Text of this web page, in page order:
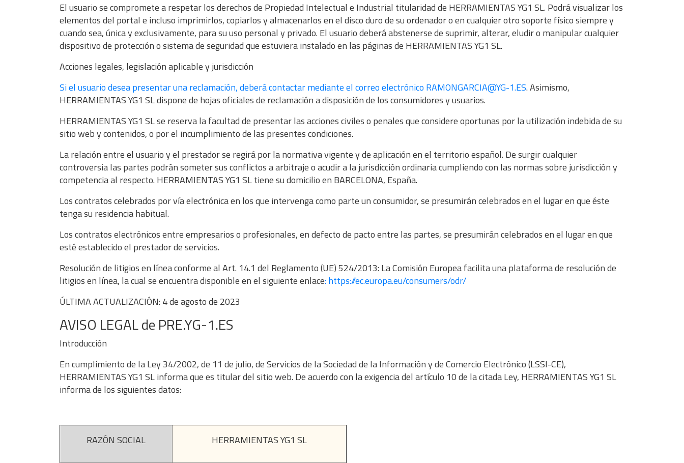
El usuario se compromete a respetar los derechos de Propiedad Intelectual e Industrial titularidad de HERRAMIENTAS YG1 SL. Podrá visualizar los
elementos del portal e incluso imprimirlos, copiarlos y almacenarlos en el disco duro de su ordenador o en cualquier otro soporte físico siempre y
cuando sea, única y exclusivamente, para su uso personal y privado. El usuario deberá abstenerse de suprimir, alterar, eludir o manipular cualquier
dispositivo de protección o sistema de seguridad que estuviera instalado en las páginas de HERRAMIENTAS YG1 SL.
Acciones legales, legislación aplicable y jurisdicción
Si el usuario desea presentar una reclamación, deberá contactar mediante el correo electrónico RAMONGARCIA@YG-1.ES.Asimismo,
HERRAMIENTAS YG1 SL dispone de hojas oficiales de reclamación a disposición de los consumidores y usuarios.
HERRAMIENTAS YG1 SL se reserva la facultad de presentar las acciones civiles o penales que considere oportunas por la utilización indebida de su
sitio web y contenidos, o por el incumplimiento de las presentes condiciones.
La relación entre el usuario y el prestador se regirá por la normativa vigente y de aplicación en el territorio español. De surgir cualquier
controversia las partes podrán someter sus conflictos a arbitraje o acudir a la jurisdicción ordinaria cumpliendo con las normas sobre jurisdicción y
competencia al respecto. HERRAMIENTAS YG1 SL tiene su domicilio en BARCELONA, España.
Los contratos celebrados por vía electrónica en los que intervenga como parte un consumidor, se presumirán celebrados en el lugar en que éste
tenga su residencia habitual.
Los contratos electrónicos entre empresarios o profesionales, en defecto de pacto entre las partes, se presumirán celebrados en el lugar en que
esté establecido el prestador de servicios.
Resolución de litigios en línea conforme al Art. 14.1 del Reglamento (UE) 524/2013: La Comisión Europea facilita una plataforma de resolución de
litigios en línea, la cual se encuentra disponible en el siguiente enlace:https://ec.europa.eu/consumers/odr/
ÚLTIMA ACTUALIZACIÓN: 4 de agosto de 2023
AVISO LEGAL de PRE.YG-1.ES
Introducción
En cumplimiento de la Ley 34/2002, de 11 de julio, de Servicios de la Sociedad de la Información y de Comercio Electrónico (LSSI-CE),
HERRAMIENTAS YG1 SL informa que es titular del sitio web. De acuerdo con la exigencia del artículo 10 de la citada Ley, HERRAMIENTAS YG1 SL
informa de los siguientes datos:
RAZÓN SOCIAL HERRAMIENTAS YG1 SL